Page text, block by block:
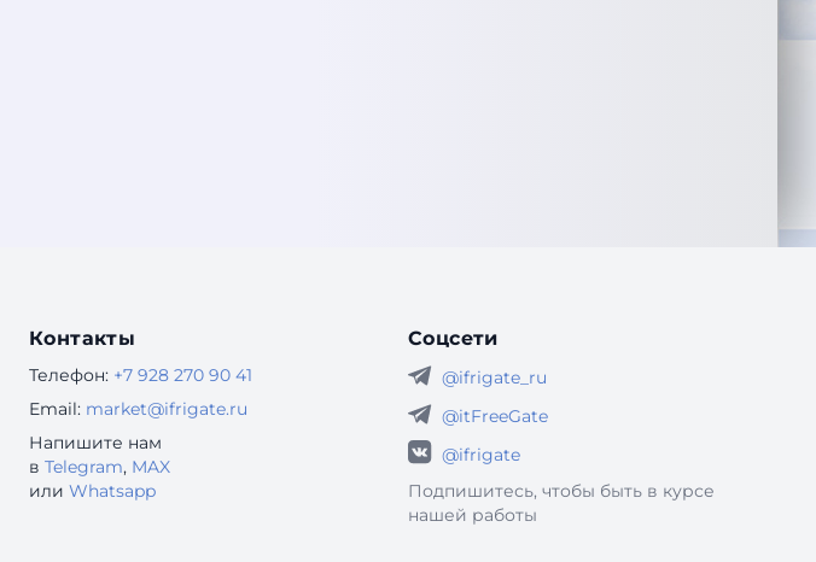
Контакты
Телефон: +7 928 270 90 41
Email: market@ifrigate.ru
Напишите нам
в Telegram, MAX
или Whatsapp
Соцсети
@ifrigate_ru
@itFreeGate
@ifrigate
Подпишитесь, чтобы быть в курсе
нашей работы